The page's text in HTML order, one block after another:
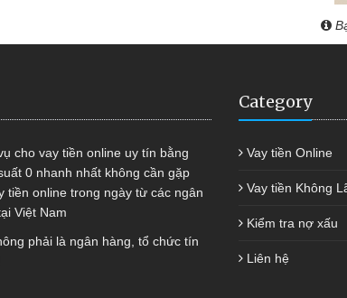
cho vay tiền online uy tín bằng
0 nhanh nhất không cần gặp
tiền online trong ngày từ các ngân
Việt Nam
phải là ngân hàng, tổ chức tín
Category
Vay tiền Online
Vay tiền Không
Kiểm tra nợ xấu
Liên hệ